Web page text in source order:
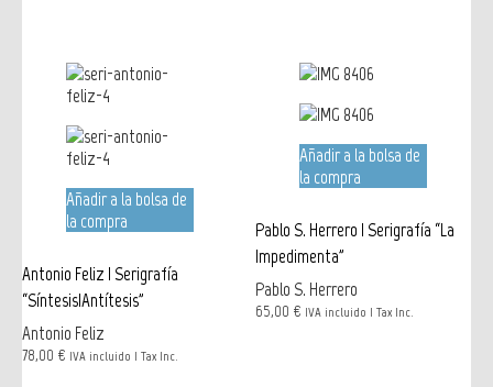
Añadir a la bolsa de
la compra
Antonio Feliz | Serigrafía
“Síntesis|Antítesis”
Antonio Feliz
78,00 € IVA incluido | Tax Inc.
Añadir a la bolsa de
la compra
Pablo S. Herrero | Serigrafía “La
Impedimenta”
Pablo S. Herrero
65,00 € IVA incluido | Tax Inc.